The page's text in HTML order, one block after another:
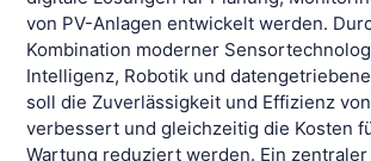
von PV-Anlagen entwickelt werden.
Kombination moderner
Intelligenz, Robotik und
soll die Zuverlässigkeit und Effizienz
verbessert und gleichzeitig die Kosten
Wartung reduziert werden. Ein